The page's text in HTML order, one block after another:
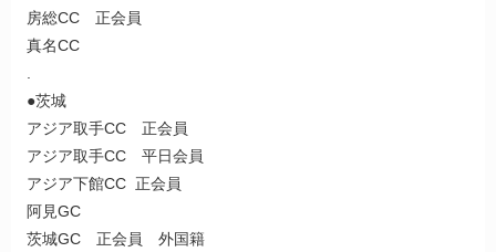
房総CC 正会員
真名CC
●茨城
アジア取手CC 正会員
アジア取手CC 平日会員
アジア下館CC 正会員
阿見GC
茨城GC 正会員 外国籍